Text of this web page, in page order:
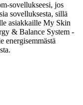
sovellukseesi, jos
sovelluksesta, sillä
asiakkaille My Skin
& Balance System -
energisemmästä